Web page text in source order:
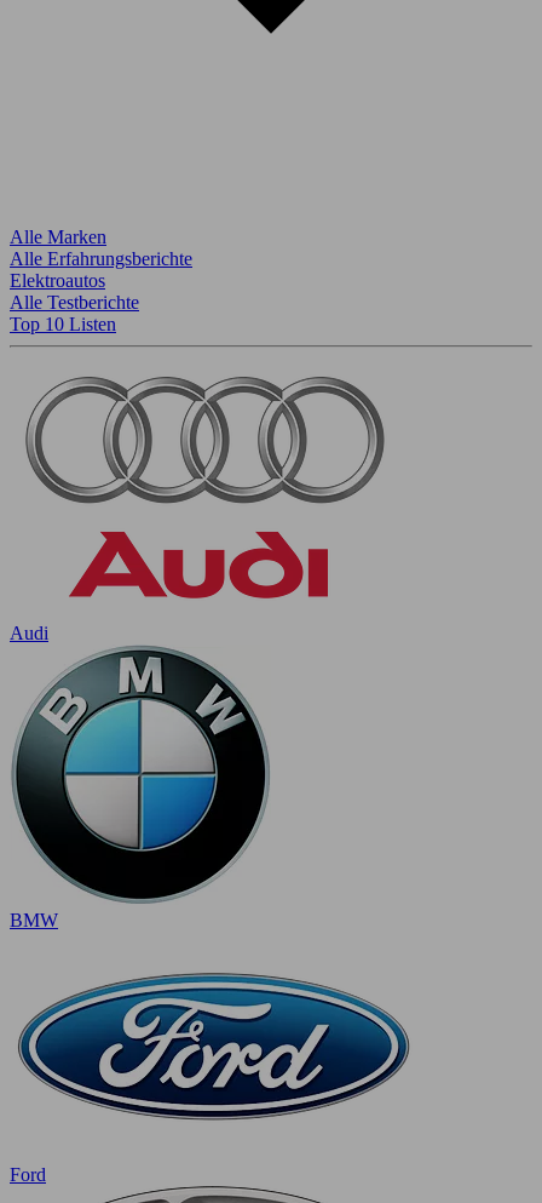
Alle Marken
Alle Erfahrungsberichte
Elektroautos
Alle Testberichte
Top 10 Listen
Audi
BMW
Ford